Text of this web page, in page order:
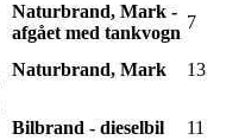
Naturbrand, Mark -
afgået med tankvogn
7
Naturbrand, Mark 13
Bilbrand - dieselbil 11